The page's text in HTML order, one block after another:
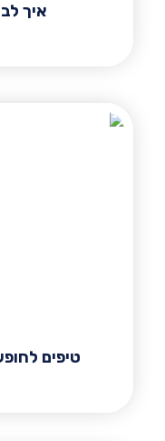
איך
טיפים